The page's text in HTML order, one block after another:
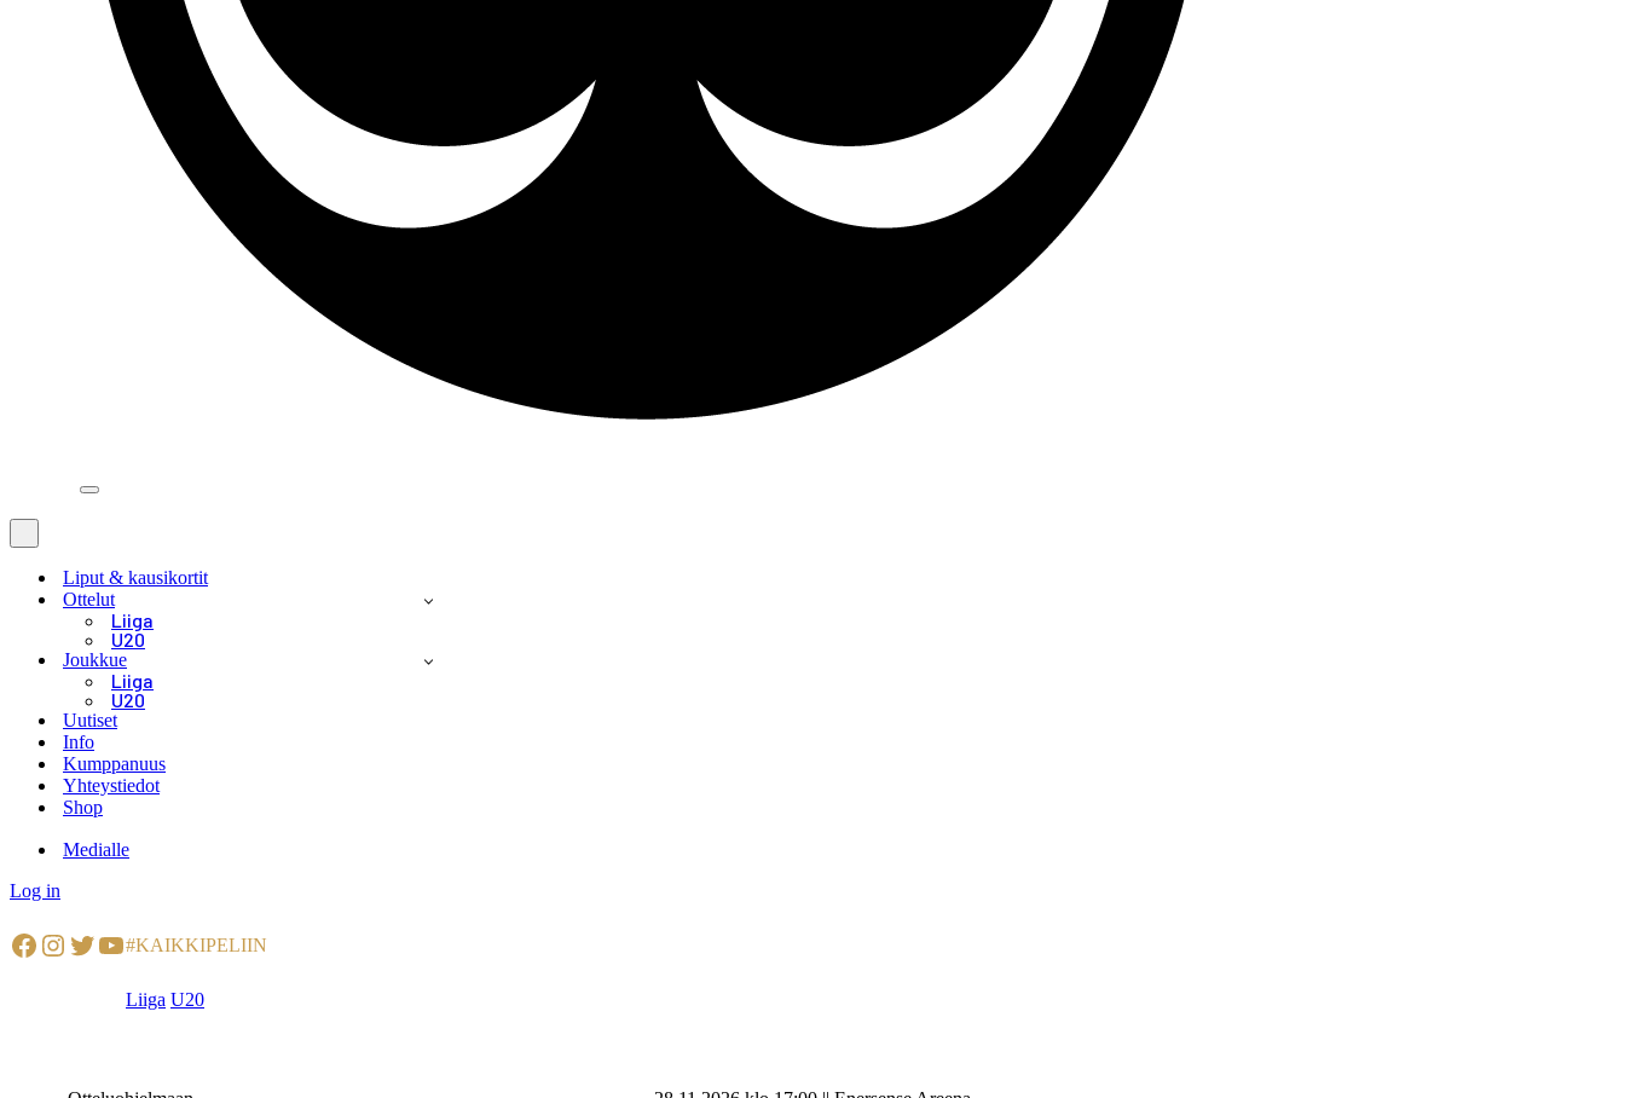
Navigation
Navigation
Liput & kausikortit
Ottelut
Liiga
U20
Joukkue
Liiga
U20
Uutiset
Info
Kumppanuus
Yhteystiedot
Shop
Medialle
Log in
Facebook
Instagram
Twitter
YouTube
#KAIKKIPELIIN
Liiga U20